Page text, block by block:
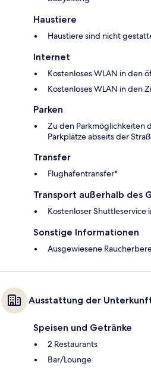
Haustiere
Haustiere sind nicht
Internet
Kostenloses WLAN in den
Kostenloses WLAN in den
Parken
Zu den Parkmöglichkeiten
Parkplätze abseits der
Transfer
Flughafentransfer*
Transport außerhalb des
Kostenloser Shuttleservice
Sonstige Informationen
Ausgewiesene
Ausstattung der
Speisen und Getränke
2 Restaurants
Bar/Lounge